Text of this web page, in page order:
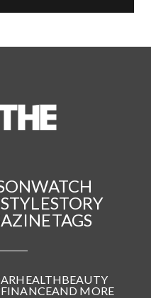
WATCH
STORY
TAGS
HEALTHBEAUTY
FINANCEAND MORE